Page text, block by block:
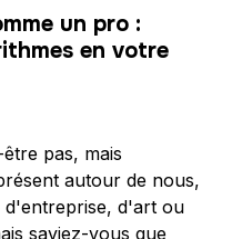
un pro :
en votre
pas, mais
autour de nous,
d'art ou
saviez-vous que